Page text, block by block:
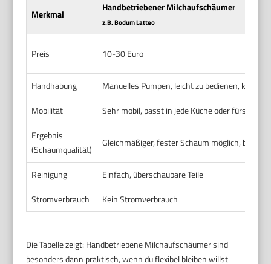
Merkmal
Handbetriebener Milchaufschäumer
z.B. Bodum Latteo
Preis 10-30 Euro
Handhabung
Manuelles Pumpen, leicht zu bedienen, kein
Mobilität
Sehr mobil, passt in jede Küche oder fürs Büro
Ergebnis
(Schaumqualität)
Gleichmäßiger, fester Schaum möglich,
Reinigung
Einfach, überschaubare Teile
Stromverbrauch
Kein Stromverbrauch
Die Tabelle zeigt: Handbetriebene Milchaufschäumer sind
besonders dann praktisch, wenn du flexibel bleiben willst